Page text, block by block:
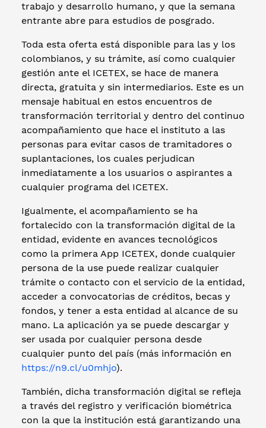
trabajo y desarrollo humano, y que la semana
entrante abre para estudios de posgrado.
Toda esta oferta está disponible para las y los
colombianos, y su trámite, así como cualquier
gestión ante el ICETEX, se hace de manera
directa, gratuita y sin intermediarios. Este es un
mensaje habitual en estos encuentros de
transformación territorial y dentro del continuo
acompañamiento que hace el instituto a las
personas para evitar casos de tramitadores o
suplantaciones, los cuales perjudican
inmediatamente a los usuarios o aspirantes a
cualquier programa del ICETEX.
Igualmente, el acompañamiento se ha
fortalecido con la transformación digital de la
entidad, evidente en avances tecnológicos
como la primera App ICETEX, donde cualquier
persona de la use puede realizar cualquier
trámite o contacto con el servicio de la entidad,
acceder a convocatorias de créditos, becas y
fondos, y tener a esta entidad al alcance de su
mano. La aplicación ya se puede descargar y
ser usada por cualquier persona desde
cualquier punto del país (más información en
https://n9.cl/u0mhjo).
También, dicha transformación digital se refleja
a través del registro y verificación biométrica
con la que la institución está garantizando una